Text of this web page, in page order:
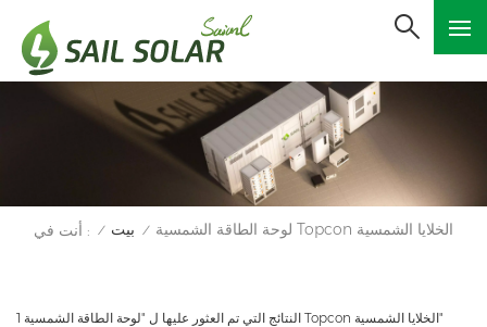
أنت في : / بيت / لوحة الطاقة الشمسية Topcon الخلايا الشمسية
1 النتائج التي تم العثور عليها ل "لوحة الطاقة الشمسية Topcon الخلايا الشمسية"